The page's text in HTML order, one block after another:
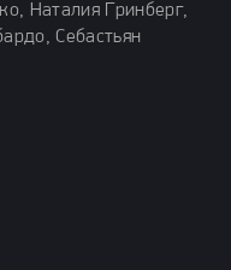
Наталия Гринберг,
Себастьян